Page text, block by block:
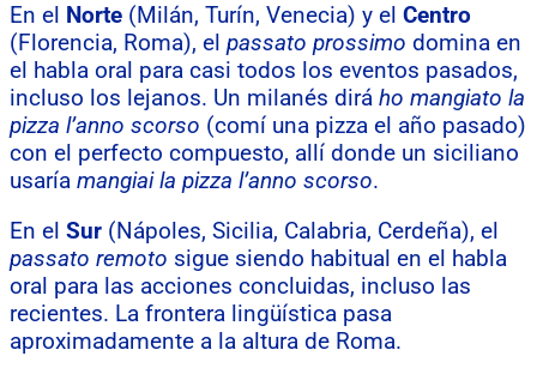
En el Norte (Milán, Turín, Venecia) y el Centro
(Florencia, Roma), el passato prossimo domina en
el habla oral para casi todos los eventos pasados,
incluso los lejanos. Un milanés dirá ho mangiato la
pizza l’anno scorso (comí una pizza el año pasado)
con el perfecto compuesto, allí donde un siciliano
usaría mangiai la pizza l’anno scorso.
En el Sur (Nápoles, Sicilia, Calabria, Cerdeña), el
passato remoto sigue siendo habitual en el habla
oral para las acciones concluidas, incluso las
recientes. La frontera lingüística pasa
aproximadamente a la altura de Roma.